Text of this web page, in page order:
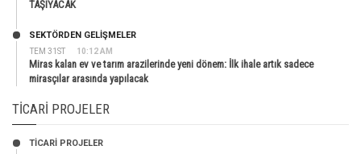
TAŞIYACAK
TEM 31ST 10:12 AM
SEKTÖRDEN GELIŞMELER
Miras kalan ev ve tarım arazilerinde yeni dönem: İlk ihale artık sadece
mirasçılar arasında yapılacak
TICARI PROJELER
TİCARİ PROJELER